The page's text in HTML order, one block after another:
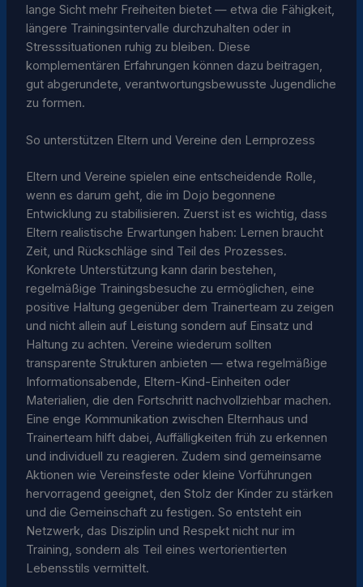
lange Sicht mehr Freiheiten bietet — etwa die Fähigkeit,
längere Trainingsintervalle durchzuhalten oder in
Stresssituationen ruhig zu bleiben. Diese
komplementären Erfahrungen können dazu beitragen,
gut abgerundete, verantwortungsbewusste Jugendliche
zu formen.
So unterstützen Eltern und Vereine den Lernprozess
Eltern und Vereine spielen eine entscheidende Rolle,
wenn es darum geht, die im Dojo begonnene
Entwicklung zu stabilisieren. Zuerst ist es wichtig, dass
Eltern realistische Erwartungen haben: Lernen braucht
Zeit, und Rückschläge sind Teil des Prozesses.
Konkrete Unterstützung kann darin bestehen,
regelmäßige Trainingsbesuche zu ermöglichen, eine
positive Haltung gegenüber dem Trainerteam zu zeigen
und nicht allein auf Leistung sondern auf Einsatz und
Haltung zu achten. Vereine wiederum sollten
transparente Strukturen anbieten — etwa regelmäßige
Informationsabende, Eltern-Kind-Einheiten oder
Materialien, die den Fortschritt nachvollziehbar machen.
Eine enge Kommunikation zwischen Elternhaus und
Trainerteam hilft dabei, Auffälligkeiten früh zu erkennen
und individuell zu reagieren. Zudem sind gemeinsame
Aktionen wie Vereinsfeste oder kleine Vorführungen
hervorragend geeignet, den Stolz der Kinder zu stärken
und die Gemeinschaft zu festigen. So entsteht ein
Netzwerk, das Disziplin und Respekt nicht nur im
Training, sondern als Teil eines wertorientierten
Lebensstils vermittelt.